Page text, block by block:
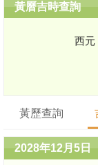
黃曆吉時查詢
西元
黃歷查詢
2028年12月5日